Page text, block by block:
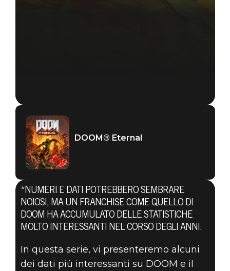
03 ottobre 2019
DOOM® Eternal
*NUMERI E DATI POTREBBERO SEMBRARE
NOIOSI, MA UN FRANCHISE COME QUELLO DI
DOOM HA ACCUMULATO DELLE STATISTICHE
MOLTO INTERESSANTI NEL CORSO DEGLI ANNI.
In questa serie, vi presenteremo alcuni
dei dati più interessanti su DOOM e il